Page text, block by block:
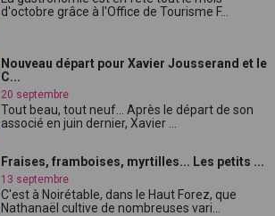
d'octobre grâce à l'Office de Tourisme F...
Nouveau départ pour Xavier Jousserand et le
C...
20 septembre
Tout beau, tout neuf... Après le départ de son
associé en juin dernier, Xavier ...
Fraises, framboises, myrtilles... Les petits ...
13 septembre
C'est à Noirétable, dans le Haut Forez, que
Nathanaël cultive de nombreuses vari...